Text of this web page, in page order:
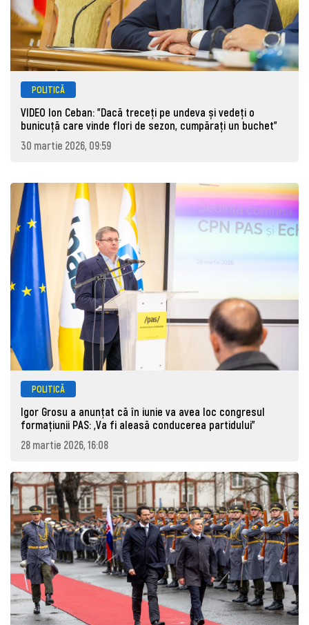
POLITICĂ
VIDEO Ion Ceban: "Dacă treceți pe undeva și vedeți o
bunicuță care vinde flori de sezon, cumpărați un buchet"
30 martie 2026, 09:59
POLITICĂ
Igor Grosu a anunțat că în iunie va avea loc congresul
formațiunii PAS: „Va fi aleasă conducerea partidului”
28 martie 2026, 16:08